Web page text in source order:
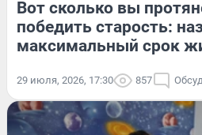
Вот сколько вы
победить старость:
максимальный срок
29 июля, 2026, 17:30 857